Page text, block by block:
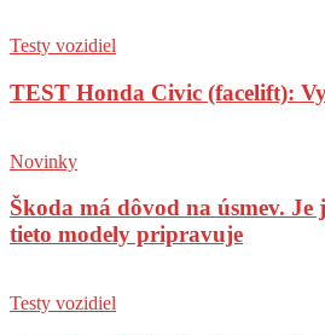
Testy vozidiel
TEST Honda Civic (facelift):
Novinky
Škoda má dôvod na úsmev.
tieto modely pripravuje
Testy vozidiel